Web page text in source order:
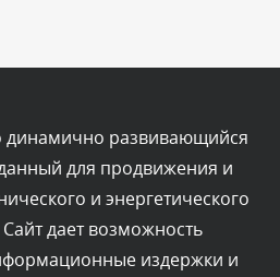
виден после проверки
Вчера, в 15:09
динамично развивающийся
для продвижения и
и энергетического
дает возможность
издержки и